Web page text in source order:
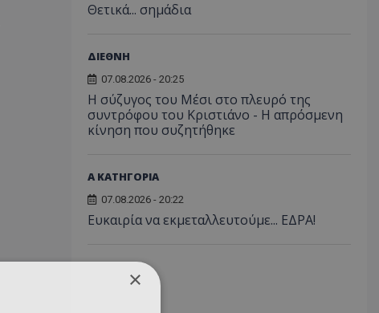
Θετικά... σημάδια
ΔΙΕΘΝΗ
07.08.2026 - 20:25
Η σύζυγος του Μέσι στο πλευρό της
συντρόφου του Κριστιάνο - Η απρόσμενη
κίνηση που συζητήθηκε
Α ΚΑΤΗΓΟΡΙΑ
07.08.2026 - 20:22
Ευκαιρία να εκμεταλλευτούμε... ΕΔΡΑ!
×